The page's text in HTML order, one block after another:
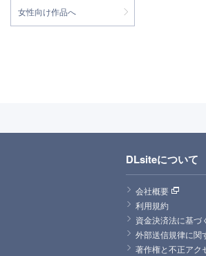
女性向け作品へ
DLsiteについて
会社概要
利用規約
資金決済法に基づ
外部送信規律に関
著作権と不正アク